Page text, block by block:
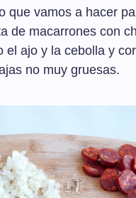
que vamos a hacer
de macarrones con
el ajo y la cebolla y
no muy gruesas.